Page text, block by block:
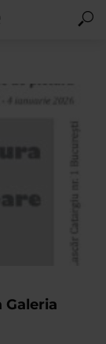
Galeria